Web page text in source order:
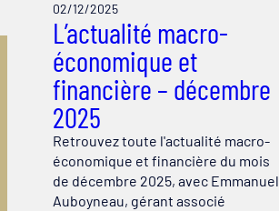
02/12/2025
L’actualité macro-
économique et
financière – décembre
2025
Retrouvez toute l'actualité macro-
économique et financière du mois
de décembre 2025, avec Emmanuel
Auboyneau, gérant associé